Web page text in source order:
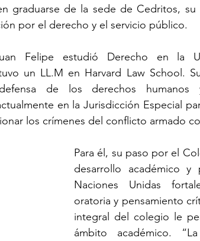
graduarse de la sede de Cedritos,
por el derecho y el servicio público.
Felipe estudió Derecho en la
un LL.M en Harvard Law School.
de los derechos humanos
en la Jurisdicción Especial
los crímenes del conflicto armado
Para él, su paso por el
desarrollo académico y
Naciones Unidas
oratoria y pensamiento
integral del colegio le
ámbito académico.